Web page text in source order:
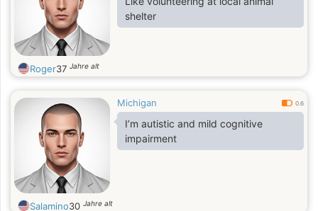
shelter
Roger37 Jahre alt
Michigan 0.6
I’m autistic and mild cognitive
impairment
Salamino30 Jahre alt